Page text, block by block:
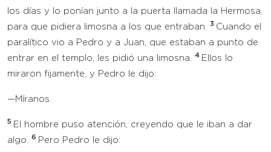
los días y lo ponían junto a la puerta llamada la Hermosa,
para que pidiera limosna a los que entraban.
3 Cuando el
paralítico vio a Pedro y a Juan, que estaban a punto de
entrar en el templo, les pidió una limosna.
4 Ellos lo
miraron fijamente, y Pedro le dijo:
—Míranos.
5 El hombre puso atención, creyendo que le iban a dar
algo.
6 Pero Pedro le dijo: